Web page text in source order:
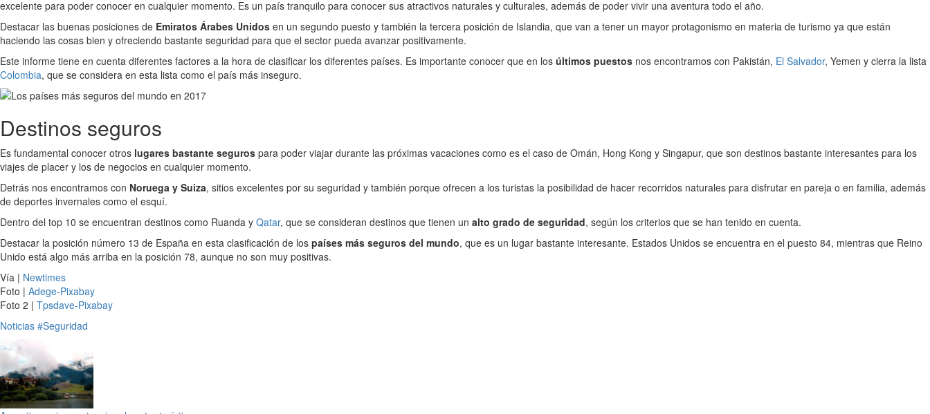
excelente para poder conocer en cualquier momento. Es un país tranquilo para conocer sus atractivos naturales y culturales, además de poder vivir una aventura todo el año.
Destacar las buenas posiciones de Emiratos Árabes Unidos en un segundo puesto y también la tercera posición de Islandia, que van a tener un mayor protagonismo en materia de turismo ya que están
haciendo las cosas bien y ofreciendo bastante seguridad para que el sector pueda avanzar positivamente.
Este informe tiene en cuenta diferentes factores a la hora de clasificar los diferentes países. Es importante conocer que en los últimos puestos nos encontramos con Pakistán, El Salvador, Yemen y cierra la lista
Colombia, que se considera en esta lista como el país más inseguro.
Destinos seguros
Es fundamental conocer otros lugares bastante seguros para poder viajar durante las próximas vacaciones como es el caso de Omán, Hong Kong y Singapur, que son destinos bastante interesantes para los
viajes de placer y los de negocios en cualquier momento.
Detrás nos encontramos con Noruega y Suiza, sitios excelentes por su seguridad y también porque ofrecen a los turistas la posibilidad de hacer recorridos naturales para disfrutar en pareja o en familia, además
de deportes invernales como el esquí.
Dentro del top 10 se encuentran destinos como Ruanda y Qatar, que se consideran destinos que tienen un alto grado de seguridad, según los criterios que se han tenido en cuenta.
Destacar la posición número 13 de España en esta clasificación de los países más seguros del mundo, que es un lugar bastante interesante. Estados Unidos se encuentra en el puesto 84, mientras que Reino
Unido está algo más arriba en la posición 78, aunque no son muy positivas.
Vía | Newtimes
Foto | Adege-Pixabay
Foto 2 | Tpsdave-Pixabay
Noticias #Seguridad